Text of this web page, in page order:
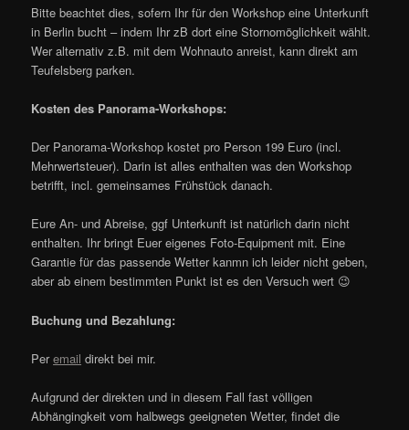
Bitte beachtet dies, sofern Ihr für den Workshop eine Unterkunft
in Berlin bucht – indem Ihr zB dort eine Stornomöglichkeit wählt.
Wer alternativ z.B. mit dem Wohnauto anreist, kann direkt am
Teufelsberg parken.
Kosten des Panorama-Workshops:
Der Panorama-Workshop kostet pro Person 199 Euro (incl.
Mehrwertsteuer). Darin ist alles enthalten was den Workshop
betrifft, incl. gemeinsames Frühstück danach.
Eure An- und Abreise, ggf Unterkunft ist natürlich darin nicht
enthalten. Ihr bringt Euer eigenes Foto-Equipment mit. Eine
Garantie für das passende Wetter kanmn ich leider nicht geben,
aber ab einem bestimmten Punkt ist es den Versuch wert 😉
Buchung und Bezahlung:
Peremail direkt bei mir.
Aufgrund der direkten und in diesem Fall fast völligen
Abhängingkeit vom halbwegs geeigneten Wetter, findet die